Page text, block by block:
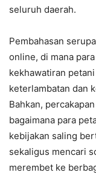
seluruh daerah.
Pembahasan
online, di mana
kekhawatiran
keterlambatan dan
Bahkan,
bagaimana para
kebijakan saling
sekaligus mencari
merembet ke